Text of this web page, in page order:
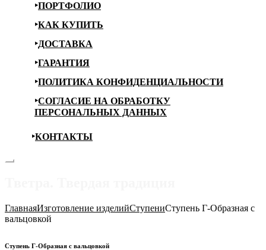
ПОРТФОЛИО
КАК КУПИТЬ
ДОСТАВКА
ГАРАНТИЯ
ПОЛИТИКА КОНФИДЕНЦИАЛЬНОСТИ
СОГЛАСИЕ НА ОБРАБОТКУ
ПЕРСОНАЛЬНЫХ ДАННЫХ
КОНТАКТЫ
ГлавнаяИзготовление изделийСтупениСтупень Г-Образная с
вальцовкой
Ступень Г-Образная с вальцовкой